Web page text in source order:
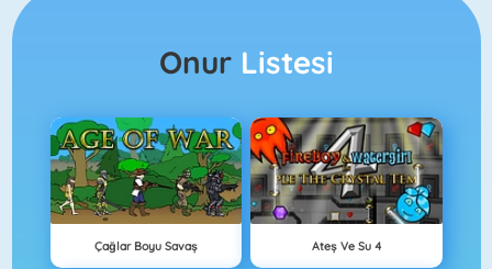
Onur Listesi
Çağlar Boyu Savaş Ateş Ve Su 4